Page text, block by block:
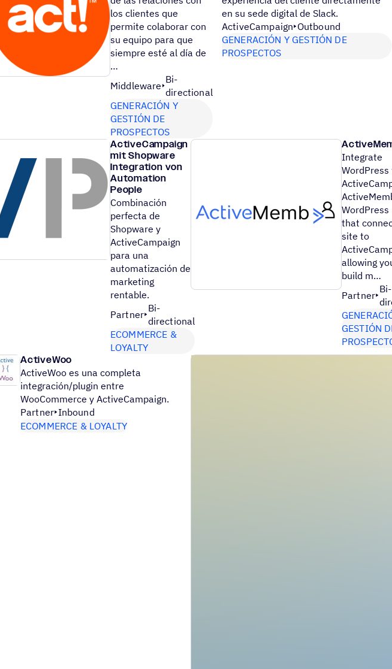
los clientes que
permite colaborar con
su equipo para que
siempre esté al día de
…
Middleware
Bi-
directional
GENERACIÓN Y
GESTIÓN DE
PROSPECTOS
en su sede digital de Slack.
ActiveCampaign Outbound
GENERACIÓN Y GESTIÓN DE
PROSPECTOS
ActiveCampaign
mit Shopware
Integration von
Automation
People
Combinación
perfecta de
Shopware y
ActiveCampaign
para una
automatización de
marketing
rentable.
Partner
Bi-
directional
ECOMMERCE &
LOYALTY
Integrate
WordPress
that
site to
allowing
build m…
Partner
Bi-
GESTIÓN
ActiveWoo
ActiveWoo es una completa
integración/plugin entre
WooCommerce y ActiveCampaign.
Partner Inbound
ECOMMERCE & LOYALTY